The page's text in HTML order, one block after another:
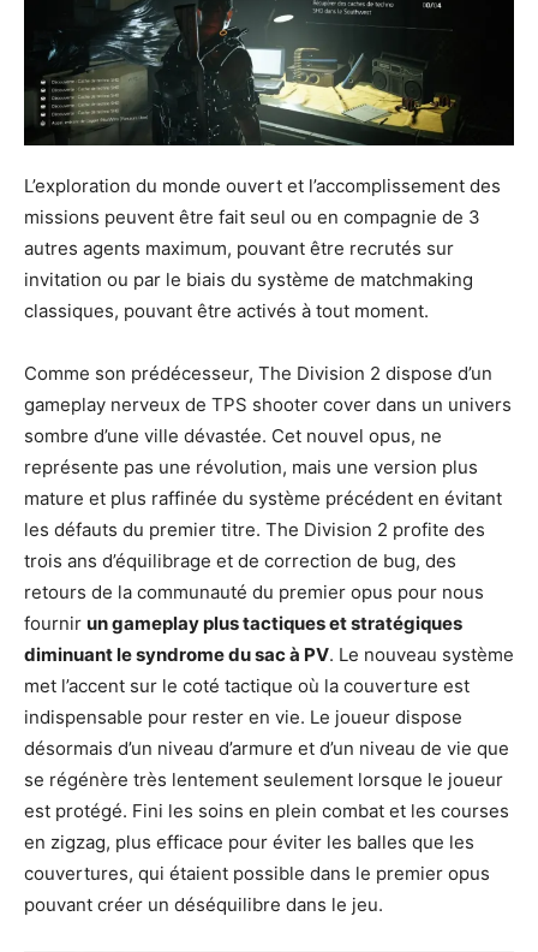
L’exploration du monde ouvert et l’accomplissement des
missions peuvent être fait seul ou en compagnie de 3
autres agents maximum, pouvant être recrutés sur
invitation ou par le biais du système de matchmaking
classiques, pouvant être activés à tout moment.
Comme son prédécesseur, The Division 2 dispose d’un
gameplay nerveux de TPS shooter cover dans un univers
sombre d’une ville dévastée. Cet nouvel opus, ne
représente pas une révolution, mais une version plus
mature et plus raffinée du système précédent en évitant
les défauts du premier titre. The Division 2 profite des
trois ans d’équilibrage et de correction de bug, des
retours de la communauté du premier opus pour nous
fournir un gameplay plus tactiques et stratégiques
diminuant le syndrome du sac à PV. Le nouveau système
met l’accent sur le coté tactique où la couverture est
indispensable pour rester en vie. Le joueur dispose
désormais d’un niveau d’armure et d’un niveau de vie que
se régénère très lentement seulement lorsque le joueur
est protégé. Fini les soins en plein combat et les courses
en zigzag, plus efficace pour éviter les balles que les
couvertures, qui étaient possible dans le premier opus
pouvant créer un déséquilibre dans le jeu.